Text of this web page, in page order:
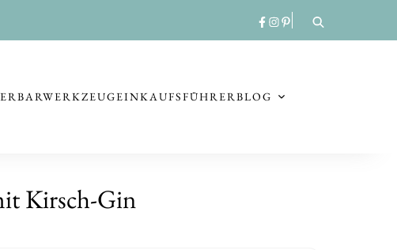
BARWERKZEUGEINKAUFSFÜHRERBLOG
Kirsch-Gin